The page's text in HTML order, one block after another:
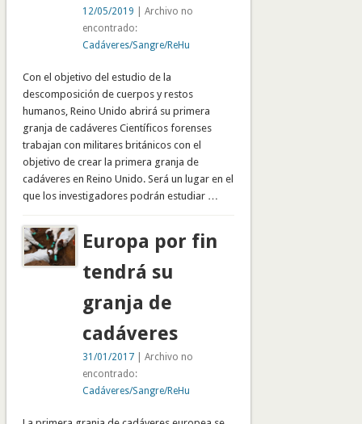
12/05/2019 | Archivo no
encontrado:
Cadáveres/Sangre/ReHu
Con el objetivo del estudio de la
descomposición de cuerpos y restos
humanos, Reino Unido abrirá su primera
granja de cadáveres Científicos forenses
trabajan con militares británicos con el
objetivo de crear la primera granja de
cadáveres en Reino Unido. Será un lugar en el
que los investigadores podrán estudiar …
Europa por fin
tendrá su
granja de
cadáveres
31/01/2017| Archivo no
encontrado:
Cadáveres/Sangre/ReHu